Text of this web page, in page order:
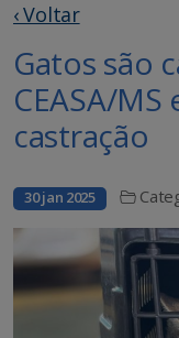
‹ Voltar
Gatos são
CEASA/
castração
30 jan 2025